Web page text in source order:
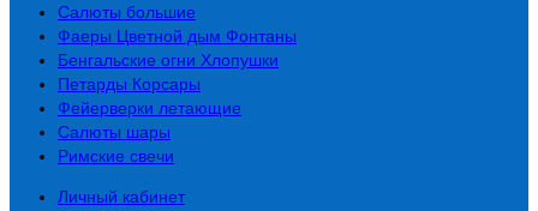
Салюты большие
Фаеры Цветной дым Фонтаны
Бенгальские огни Хлопушки
Петарды Корсары
Фейерверки летающие
Салюты шары
Римские свечи
Личный кабинет